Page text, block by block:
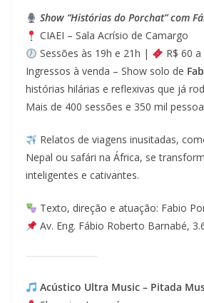
Show “Histórias do Porchat” com
CIAEI – Sala Acrísio de Camargo
Sessões às 19h e 21h |
R$ 60 a
Ingressos à venda – Show solo de
histórias hilárias e reflexivas que já
Mais de 400 sessões e 350 mil
Relatos de viagens inusitadas,
Nepal ou safári na África, se
inteligentes e cativantes.
Texto, direção e atuação: Fabio
Av. Eng. Fábio Roberto Barnabé,
Acústico Ultra Music – Pitada